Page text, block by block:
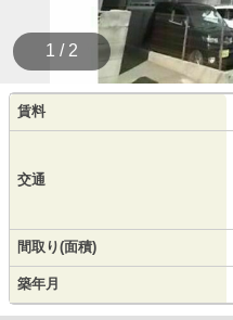
1 / 2
賃料
交通
間取り(面積)
築年月